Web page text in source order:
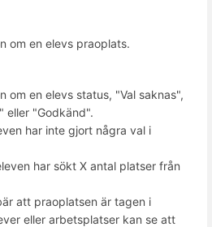
om en elevs praoplats.
om en elevs status, "Val saknas",
eller "Godkänd".
har inte gjort några val i
har sökt X antal platser från
att praoplatsen är tagen i
eller arbetsplatser kan se att